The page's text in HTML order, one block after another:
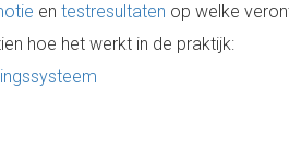
en testresultaten op welke
hoe het werkt in de praktijk: